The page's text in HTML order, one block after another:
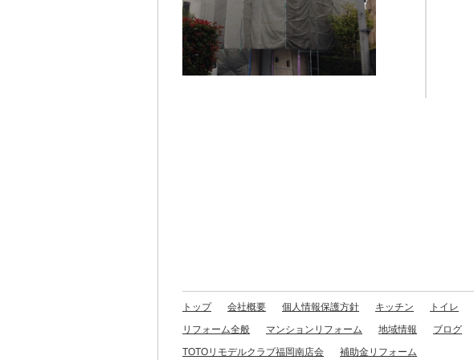
トップ 会社概要 個人情報保護方針 キッチン トイレ
リフォーム全般
マンションリフォーム 地域情報 ブログ
TOTOリモデルクラブ福岡南店会
補助金リフォーム